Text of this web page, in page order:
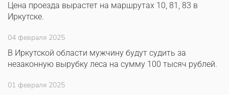
Цена проезда вырастет на маршрутах 10, 81, 83 в
Иркутске.
04 февраля 2025
В Иркутской области мужчину будут судить за
незаконную вырубку леса на сумму 100 тысяч рублей.
01 февраля 2025